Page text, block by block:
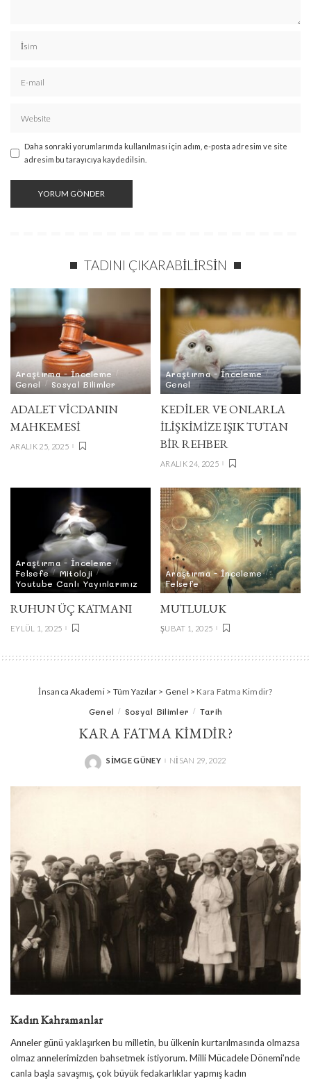
Daha sonraki yorumlarımda kullanılması için adım, e-posta adresim ve site
adresim bu tarayıcıya kaydedilsin.
TADINI ÇIKARABILIRSIN
Araştırma - İnceleme
Genel
Sosyal Bilimler
ADALET VICDANIN
MAHKEMESI
ARALIK 25, 2025
Araştırma - İnceleme
Genel
KEDİLER VE ONLARLA
İLİŞKİMİZE IŞIK TUTAN
BİR REHBER
ARALIK 24, 2025
Araştırma - İnceleme
Felsefe
Mitoloji
Youtube Canlı Yayınlarımız
RUHUN ÜÇ KATMANI
EYLÜL 1, 2025
Araştırma - İnceleme
Felsefe
MUTLULUK
ŞUBAT 1, 2025
İnsanca Akademi> Tüm Yazılar> Genel > Kara Fatma Kimdir?
Genel Sosyal Bilimler Tarih
KARA FATMA KIMDIR?
POSTED
SIMGE GÜNEY NISAN 29, 2022
Kadın Kahramanlar
Anneler günü yaklaşırken bu milletin, bu ülkenin kurtarılmasında olmazsa
olmaz annelerimizden bahsetmek istiyorum. Milli Mücadele Dönemi’nde
canla başla savaşmış, çok büyük fedakarlıklar yapmış kadın